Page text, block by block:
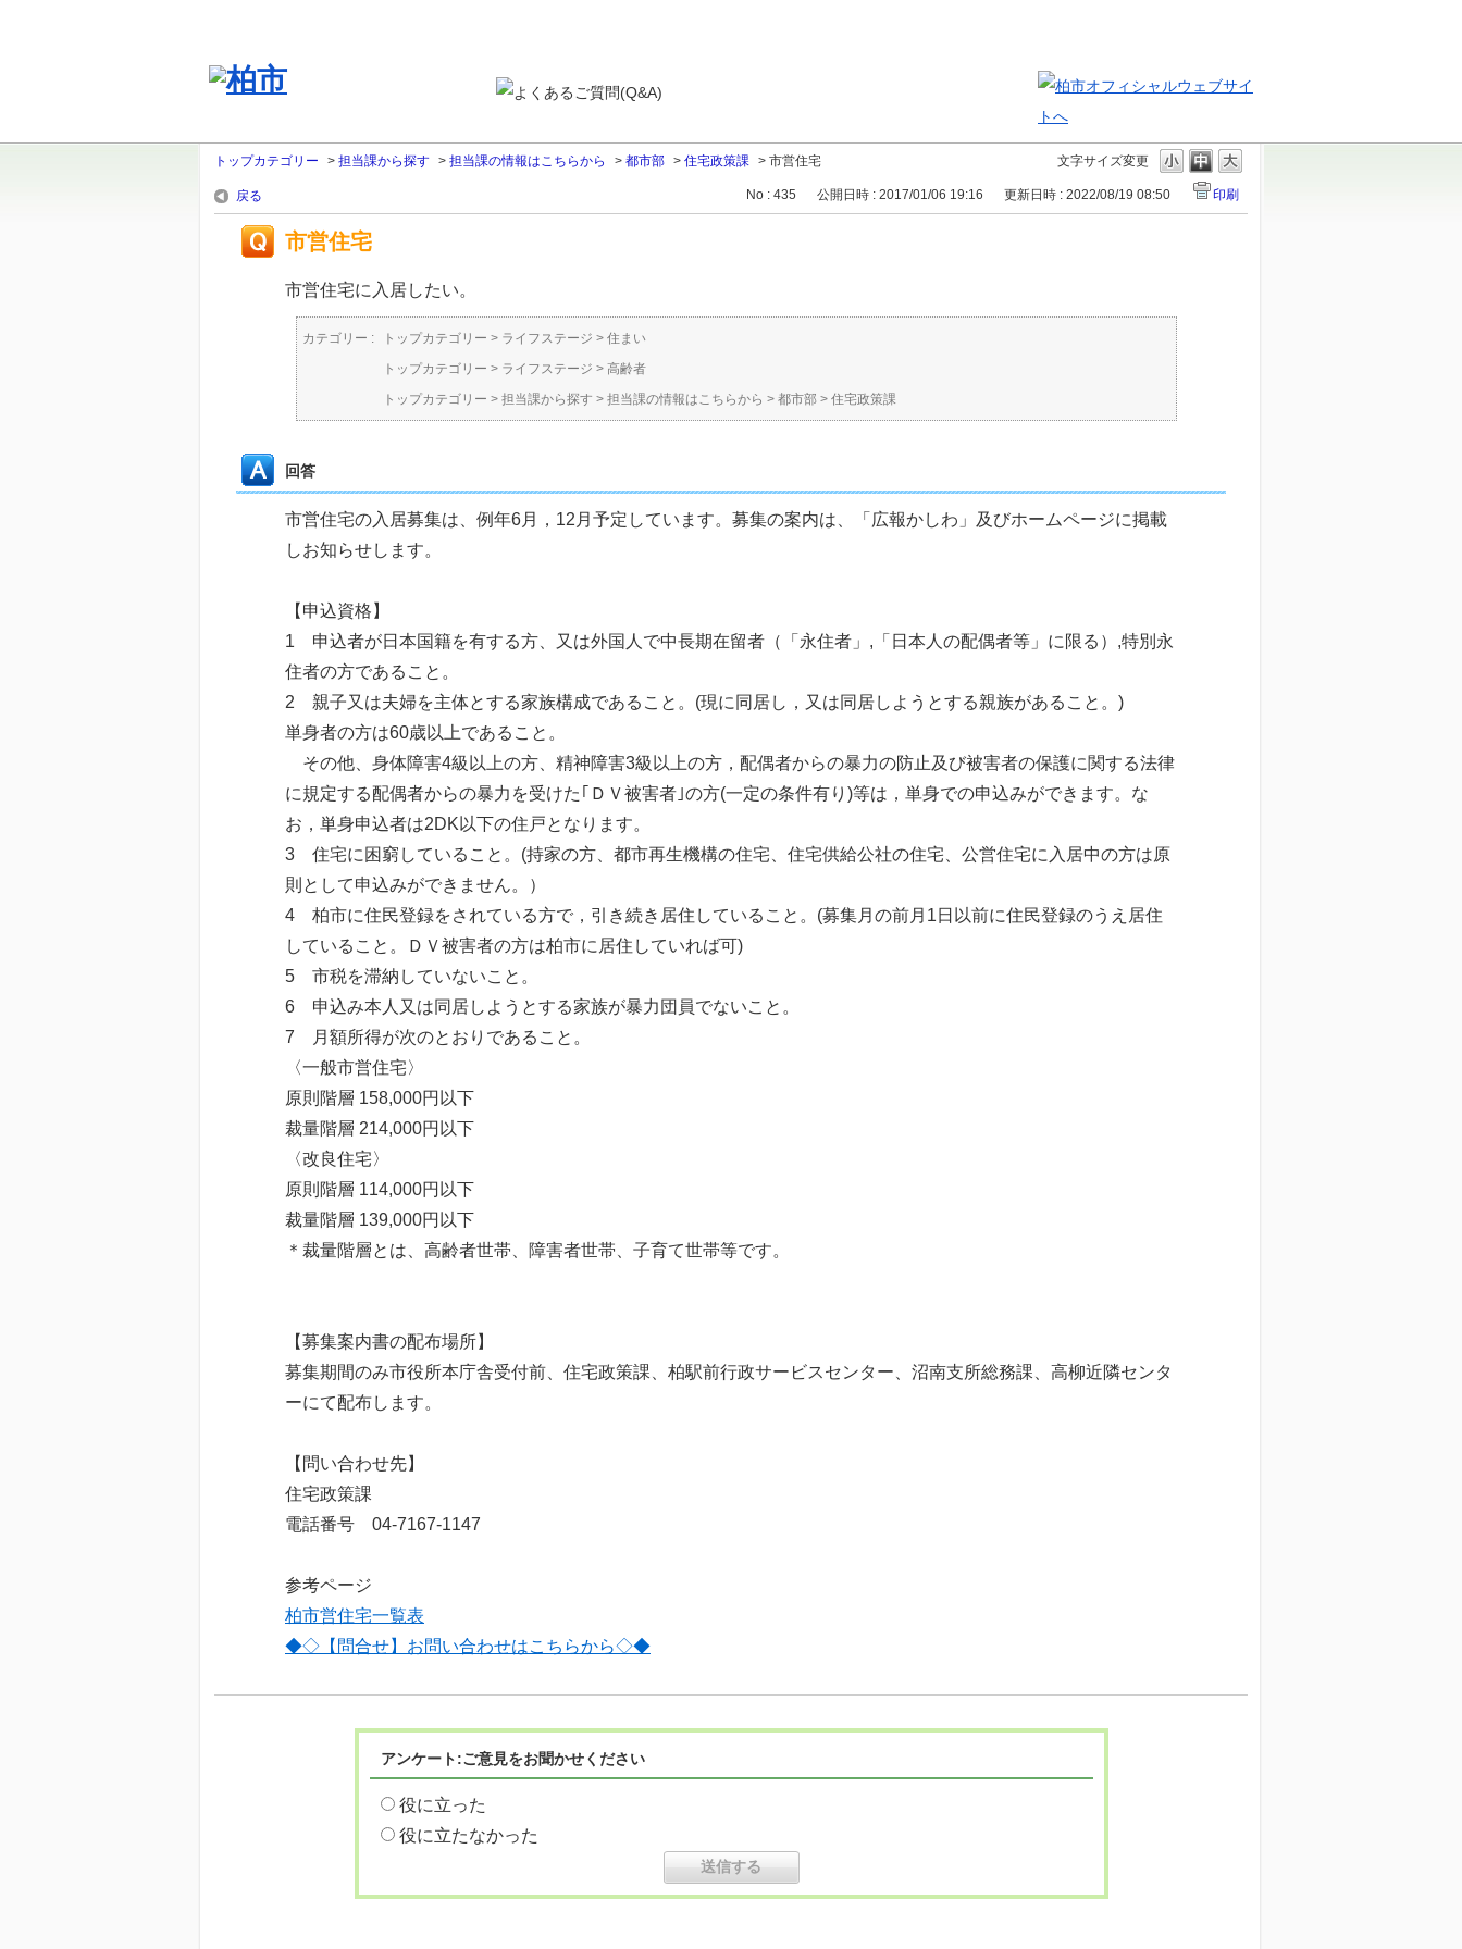
文字サイズ変更
トップカテゴリー > 担当課から探す > 担当課の情報はこちらから > 都市部 > 住宅政策課 > 市営住宅
戻る No : 435 公開日時 : 2017/01/06 19:16 更新日時 : 2022/08/19 08:50 印刷
市営住宅
市営住宅に入居したい。
カテゴリー : トップカテゴリー > ライフステージ > 住まい
トップカテゴリー > ライフステージ > 高齢者
トップカテゴリー > 担当課から探す > 担当課の情報はこちらから > 都市部 > 住宅政策課
回答
市営住宅の入居募集は、例年6月，12月予定しています。募集の案内は、「広報かしわ」及びホームページに掲載
しお知らせします。
【申込資格】
1 申込者が日本国籍を有する方、又は外国人で中長期在留者（「永住者」,「日本人の配偶者等」に限る）,特別永
住者の方であること。
2 親子又は夫婦を主体とする家族構成であること。(現に同居し，又は同居しようとする親族があること。)
単身者の方は60歳以上であること。
その他、身体障害4級以上の方、精神障害3級以上の方，配偶者からの暴力の防止及び被害者の保護に関する法律
に規定する配偶者からの暴力を受けた｢ＤＶ被害者｣の方(一定の条件有り)等は，単身での申込みができます。な
お，単身申込者は2DK以下の住戸となります。
3 住宅に困窮していること。(持家の方、都市再生機構の住宅、住宅供給公社の住宅、公営住宅に入居中の方は原
則として申込みができません。）
4 柏市に住民登録をされている方で，引き続き居住していること。(募集月の前月1日以前に住民登録のうえ居住
していること。ＤＶ被害者の方は柏市に居住していれば可)
5 市税を滞納していないこと。
6 申込み本人又は同居しようとする家族が暴力団員でないこと。
7 月額所得が次のとおりであること。
〈一般市営住宅〉
原則階層 158,000円以下
裁量階層 214,000円以下
〈改良住宅〉
原則階層 114,000円以下
裁量階層 139,000円以下
＊裁量階層とは、高齢者世帯、障害者世帯、子育て世帯等です。
【募集案内書の配布場所】
募集期間のみ市役所本庁舎受付前、住宅政策課、柏駅前行政サービスセンター、沼南支所総務課、高柳近隣センタ
ーにて配布します。
【問い合わせ先】
住宅政策課
電話番号 04-7167-1147
参考ページ
柏市営住宅一覧表
◆◇【問合せ】お問い合わせはこちらから◇◆
アンケート:ご意見をお聞かせください
役に立った
役に立たなかった